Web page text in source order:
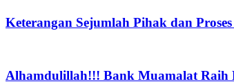
Keterangan Sejumlah Pihak dan
Alhamdulillah!!! Bank Muamalat Raih